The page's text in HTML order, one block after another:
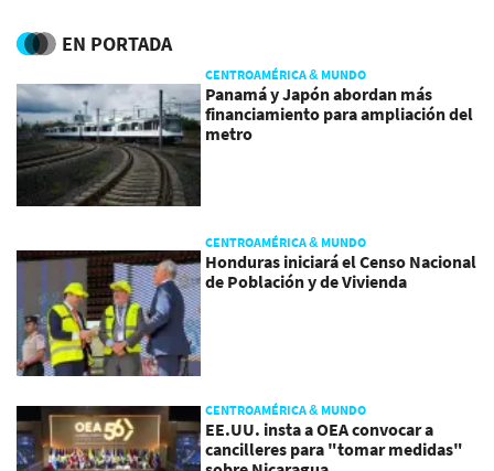
EN PORTADA
CENTROAMÉRICA & MUNDO
Panamá y Japón abordan más
financiamiento para ampliación del
metro
CENTROAMÉRICA & MUNDO
Honduras iniciará el Censo Nacional
de Población y de Vivienda
CENTROAMÉRICA & MUNDO
EE.UU. insta a OEA convocar a
cancilleres para "tomar medidas"